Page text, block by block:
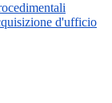
d'ufficio